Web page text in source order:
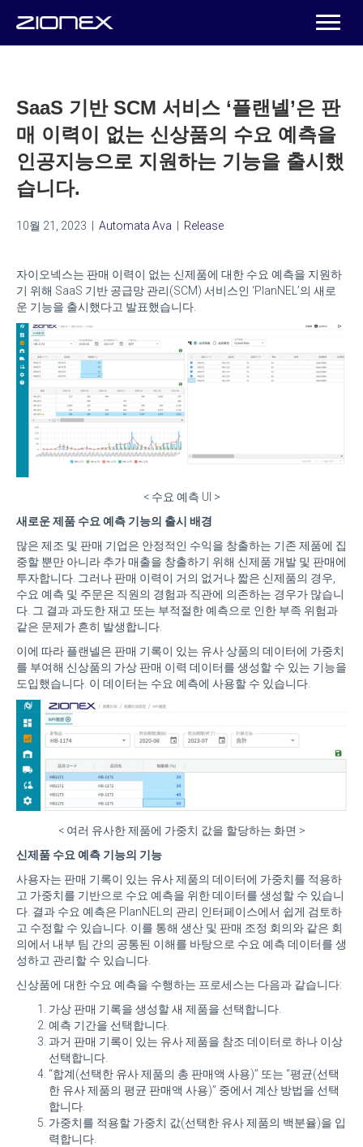
SaaS 기반 SCM 서비스 ‘플랜넬’은 판
매 이력이 없는 신상품의 수요 예측을
인공지능으로 지원하는 기능을 출시했
습니다.
10월 21, 2023 Automata Ava Release
자이오넥스는 판매 이력이 없는 신제품에 대한 수요 예측을 지원하
기 위해 SaaS 기반 공급망 관리(SCM) 서비스인 ‘PlanNEL’의 새로
운 기능을 출시했다고 발표했습니다.
< 수요 예측 UI >
새로운 제품 수요 예측 기능의 출시 배경
많은 제조 및 판매 기업은 안정적인 수익을 창출하는 기존 제품에 집
중할 뿐만 아니라 추가 매출을 창출하기 위해 신제품 개발 및 판매에
투자합니다. 그러나 판매 이력이 거의 없거나 짧은 신제품의 경우,
수요 예측 및 주문은 직원의 경험과 직관에 의존하는 경우가 많습니
다. 그 결과 과도한 재고 또는 부적절한 예측으로 인한 부족 위험과
같은 문제가 흔히 발생합니다.
이에 따라 플랜넬은 판매 기록이 있는 유사 상품의 데이터에 가중치
를 부여해 신상품의 가상 판매 이력 데이터를 생성할 수 있는 기능을
도입했습니다. 이 데이터는 수요 예측에 사용할 수 있습니다.
< 여러 유사한 제품에 가중치 값을 할당하는 화면 >
신제품 수요 예측 기능의 기능
사용자는 판매 기록이 있는 유사 제품의 데이터에 가중치를 적용하
고 가중치를 기반으로 수요 예측을 위한 데이터를 생성할 수 있습니
다. 결과 수요 예측은 PlanNEL의 관리 인터페이스에서 쉽게 검토하
고 수정할 수 있습니다. 이를 통해 생산 및 판매 조정 회의와 같은 회
의에서 내부 팀 간의 공통된 이해를 바탕으로 수요 예측 데이터를 생
성하고 관리할 수 있습니다.
신상품에 대한 수요 예측을 수행하는 프로세스는 다음과 같습니다:
가상 판매 기록을 생성할 새 제품을 선택합니다.
예측 기간을 선택합니다.
과거 판매 기록이 있는 유사 제품을 참조 데이터로 하나 이상
선택합니다.
“합계(선택한 유사 제품의 총 판매액 사용)” 또는 “평균(선택
한 유사 제품의 평균 판매액 사용)” 중에서 계산 방법을 선택
합니다.
가중치를 적용할 가중치 값(선택한 유사 제품의 백분율)을 입
력합니다.